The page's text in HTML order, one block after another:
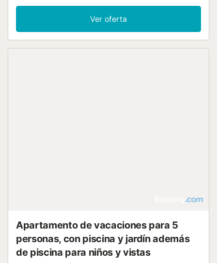
Ver oferta
Apartamento de vacaciones para 5
personas, con piscina y jardín además
de piscina para niños y vistas